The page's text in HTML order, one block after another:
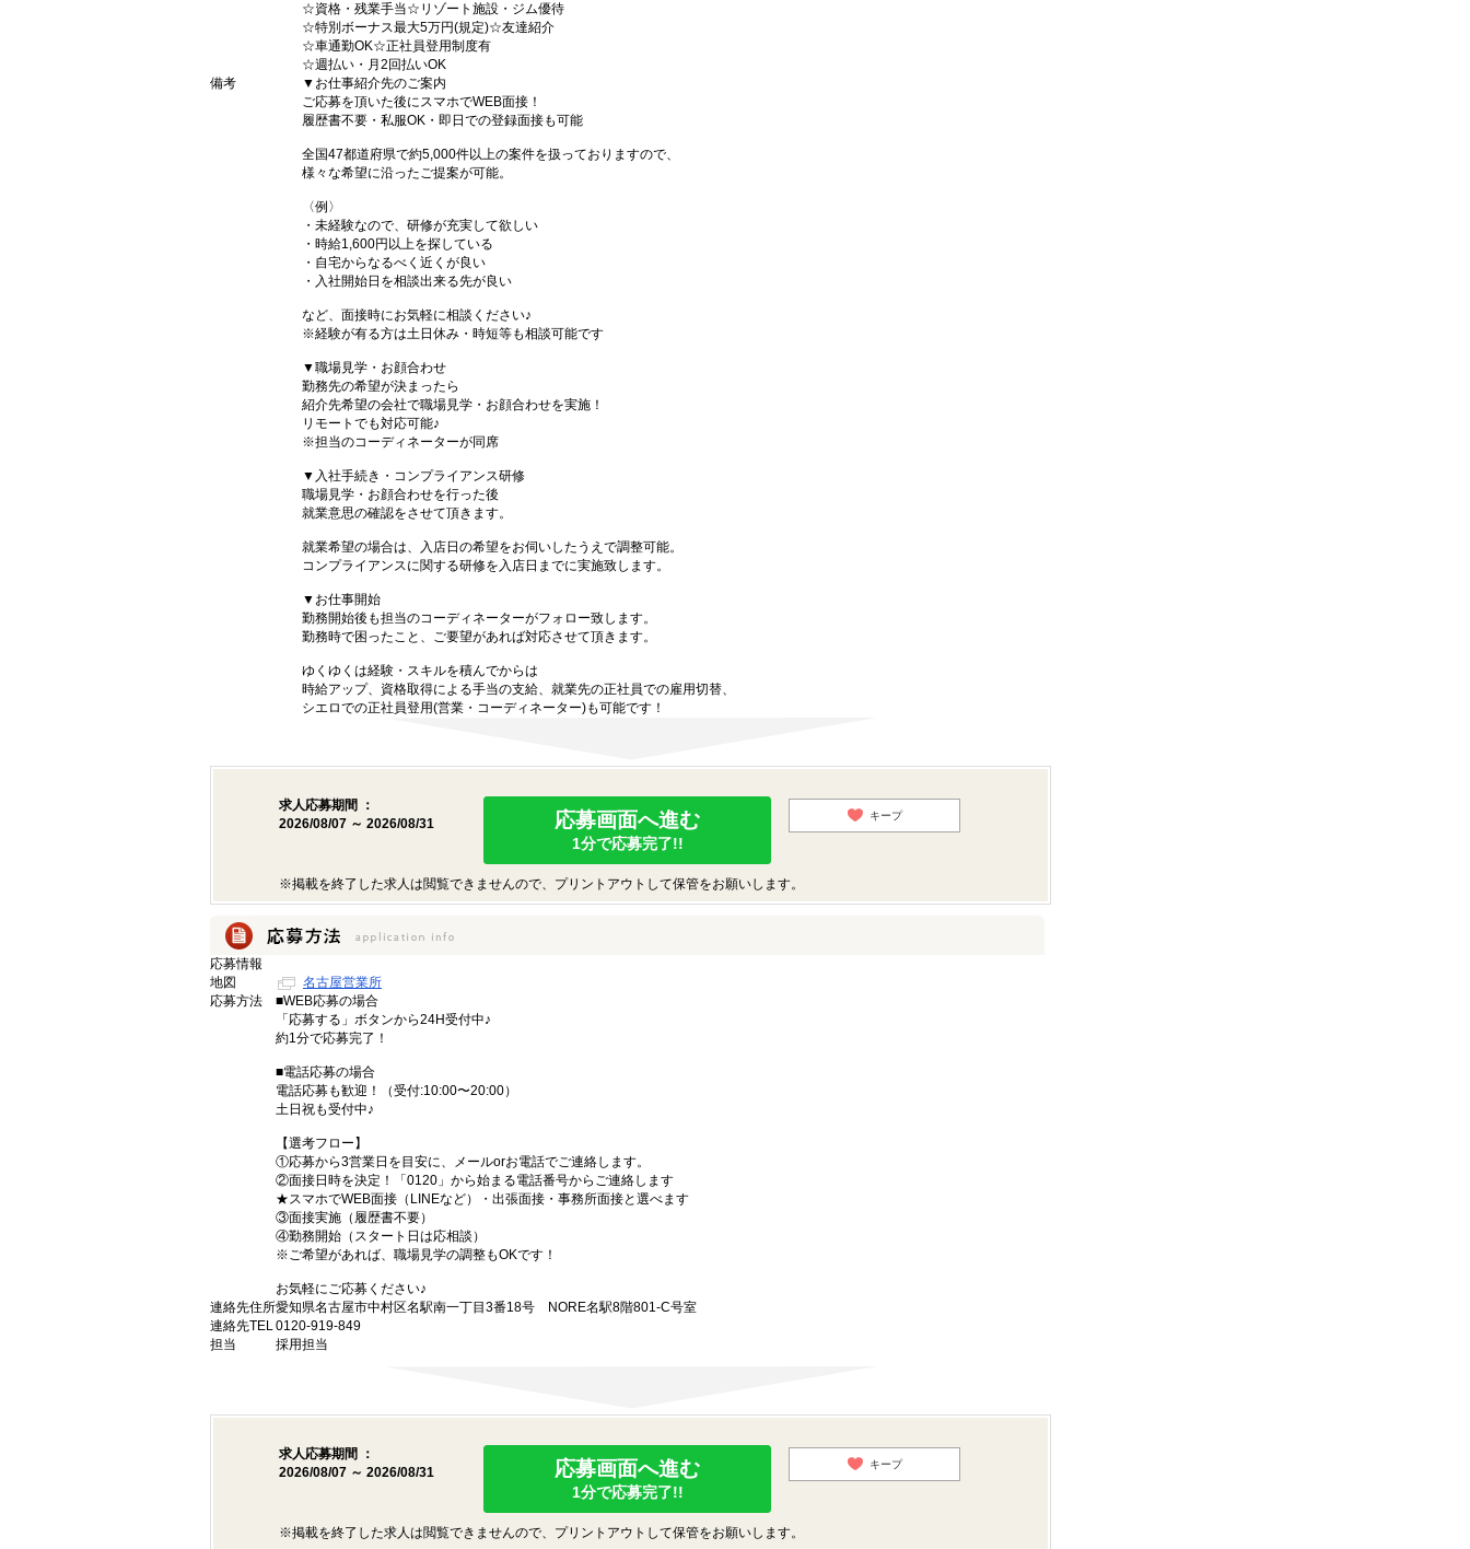
☆資格・残業手当☆リゾート施設・ジム優待
☆特別ボーナス最大5万円(規定)☆友達紹介
☆車通勤OK☆正社員登用制度有
☆週払い・月2回払いOK
備考
▼お仕事紹介先のご案内
ご応募を頂いた後にスマホでWEB面接！
履歴書不要・私服OK・即日での登録面接も可能
全国47都道府県で約5,000件以上の案件を扱っておりますので、
様々な希望に沿ったご提案が可能。
〈例〉
・未経験なので、研修が充実して欲しい
・時給1,600円以上を探している
・自宅からなるべく近くが良い
・入社開始日を相談出来る先が良い
など、面接時にお気軽に相談ください♪
※経験が有る方は土日休み・時短等も相談可能です
▼職場見学・お顔合わせ
勤務先の希望が決まったら
紹介先希望の会社で職場見学・お顔合わせを実施！
リモートでも対応可能♪
※担当のコーディネーターが同席
▼入社手続き・コンプライアンス研修
職場見学・お顔合わせを行った後
就業意思の確認をさせて頂きます。
就業希望の場合は、入店日の希望をお伺いしたうえで調整可能。
コンプライアンスに関する研修を入店日までに実施致します。
▼お仕事開始
勤務開始後も担当のコーディネーターがフォロー致します。
勤務時で困ったこと、ご要望があれば対応させて頂きます。
ゆくゆくは経験・スキルを積んでからは
時給アップ、資格取得による手当の支給、就業先の正社員での雇用切替、
シエロでの正社員登用(営業・コーディネーター)も可能です！
求人応募期間 ：
2026/08/07 ～ 2026/08/31
応募画面へ進む
1分で応募完了!!
キープ
※掲載を終了した求人は閲覧できませんので、プリントアウトして保管をお願いします。
応募情報
地図
名古屋営業所
応募方法
■WEB応募の場合
「応募する」ボタンから24H受付中♪
約1分で応募完了！
■電話応募の場合
電話応募も歓迎！（受付:10:00〜20:00）
土日祝も受付中♪
【選考フロー】
①応募から3営業日を目安に、メールorお電話でご連絡します。
②面接日時を決定！「0120」から始まる電話番号からご連絡します
★スマホでWEB面接（LINEなど）・出張面接・事務所面接と選べます
③面接実施（履歴書不要）
④勤務開始（スタート日は応相談）
※ご希望があれば、職場見学の調整もOKです！
お気軽にご応募ください♪
連絡先住所愛知県名古屋市中村区名駅南一丁目3番18号 NORE名駅8階801-C号室
連絡先TEL0120-919-849
担当
採用担当
求人応募期間 ：
2026/08/07 ～ 2026/08/31
応募画面へ進む
1分で応募完了!!
キープ
※掲載を終了した求人は閲覧できませんので、プリントアウトして保管をお願いします。